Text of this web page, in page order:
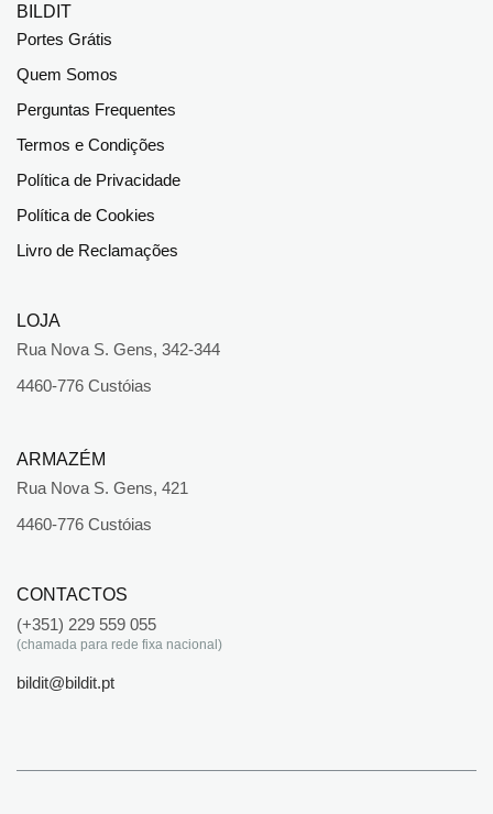
BILDIT
Portes Grátis
Quem Somos
Perguntas Frequentes
Termos e Condições
Política de Privacidade
Política de Cookies
Livro de Reclamações
LOJA
Rua Nova S. Gens, 342-344
4460-776 Custóias
ARMAZÉM
Rua Nova S. Gens, 421
4460-776 Custóias
CONTACTOS
(+351) 229 559 055
(chamada para rede fixa nacional)
bildit@bildit.pt